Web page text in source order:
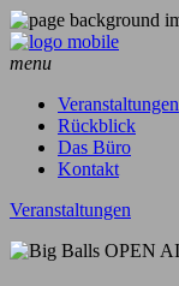
menu
Veranstaltungen
Rückblick
Das Büro
Kontakt
Veranstaltungen